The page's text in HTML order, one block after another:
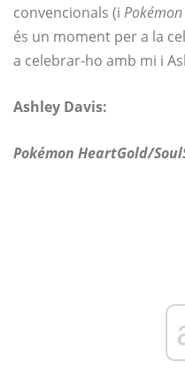
convencionals (i Pokémon
és un moment per a la
a celebrar-ho amb mi i
Ashley Davis:
Pokémon HeartGold/